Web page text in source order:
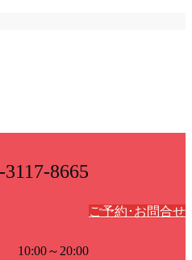
3117-8665
10:00～20:00
ご予約･お問合せ